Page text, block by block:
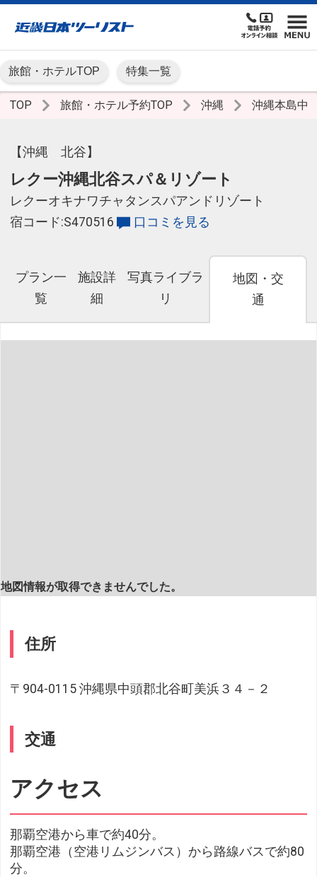
旅館・ホテルTOP 特集一覧
TOP 旅館・ホテル予約TOP 沖縄 沖縄本島中
【沖縄 北谷】
レクー沖縄北谷スパ＆リゾート
レクーオキナワチャタンスパアンドリゾート
宿コード:S470516
口コミを見る
プラン一
覧
施設詳
細
写真ライブラ
リ
地図・交
通
地図情報が取得できませんでした。
住所
〒904-0115 沖縄県中頭郡北谷町美浜３４－２
交通
アクセス
那覇空港から車で約40分。
那覇空港（空港リムジンバス）から路線バスで約80
分。